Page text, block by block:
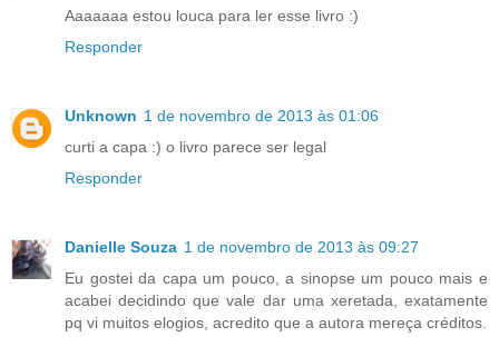
Aaaaaaa estou louca para ler esse livro :)
Responder
Unknown 1 de novembro de 2013 às 01:06
curti a capa :) o livro parece ser legal
Responder
Danielle Souza 1 de novembro de 2013 às 09:27
Eu gostei da capa um pouco, a sinopse um pouco mais e
acabei decidindo que vale dar uma xeretada, exatamente
pq vi muitos elogios, acredito que a autora mereça créditos.